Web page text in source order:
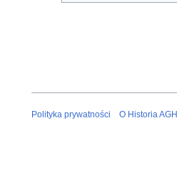
Polityka prywatności O Historia AGH